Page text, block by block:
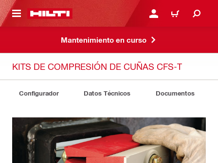
PRINCIPAL INICIE SESIÓN O
CARRITO
Mantenimiento en curso
KITS DE COMPRESIÓN DE CUÑAS CFS-T
Configurador Datos Técnicos Documentos